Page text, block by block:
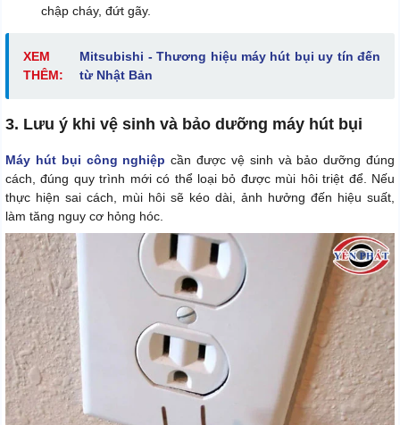
chập cháy, đứt gãy.
XEM
THÊM:
Mitsubishi - Thương hiệu máy hút bụi uy tín đến
từ Nhật Bản
3. Lưu ý khi vệ sinh và bảo dưỡng máy hút bụi
Máy hút bụi công nghiệp cần được vệ sinh và bảo dưỡng đúng
cách, đúng quy trình mới có thể loại bỏ được mùi hôi triệt để. Nếu
thực hiện sai cách, mùi hôi sẽ kéo dài, ảnh hưởng đến hiệu suất,
làm tăng nguy cơ hỏng hóc.